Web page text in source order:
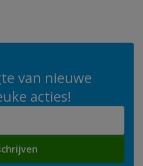
van nieuwe
acties!